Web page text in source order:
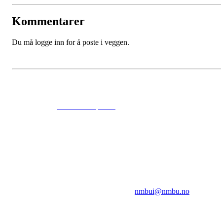
Kommentarer
Du må logge inn for å poste i veggen.
nmbui@nmbu.no